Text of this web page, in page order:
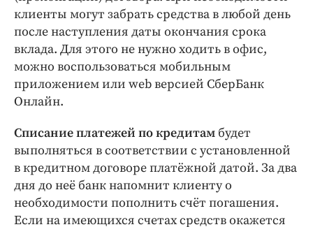
клиенты могут забрать средства в любой день
после наступления даты окончания срока
вклада. Для этого не нужно ходить в офис,
можно воспользоваться мобильным
приложением или web версией СберБанк
Онлайн.
Списание платежей по кредитам будет
выполняться в соответствии с установленной
в кредитном договоре платёжной датой. За два
дня до неё банк напомнит клиенту о
необходимости пополнить счёт погашения.
Если на имеющихся счетах средств окажется